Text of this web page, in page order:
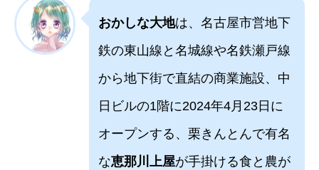
おかしな大地は、名古屋市営地下
鉄の東山線と名城線や名鉄瀬戸線
から地下街で直結の商業施設、中
日ビルの1階に2024年4月23日に
オープンする、栗きんとんで有名
な恵那川上屋が手掛ける食と農が